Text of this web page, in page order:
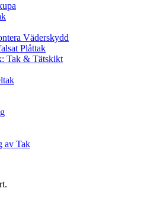
Väderskydd
Plåttak
Tak & Tätskikt
av Tak